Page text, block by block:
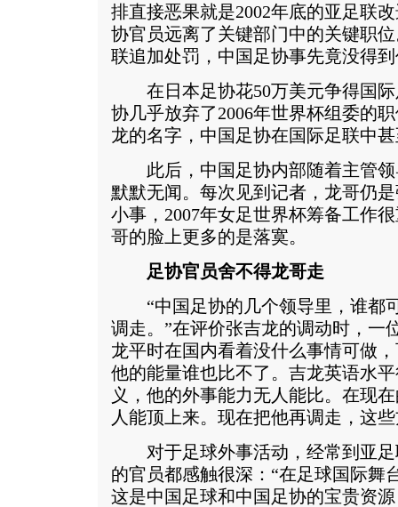
排直接恶果就是2002年底的亚足联
协官员远离了关键部门中的关键职
联追加处罚，中国足协事先竟没得
在日本足协花50万美元争得国际
协几乎放弃了2006年世界杯组委的
龙的名字，中国足协在国际足联中
此后，中国足协内部随着主管领
默默无闻。每次见到记者，龙哥仍
小事，2007年女足世界杯筹备工作
哥的脸上更多的是落寞。
足协官员舍不得龙哥走
“中国足协的几个领导里，谁都
调走。”在评价张吉龙的调动时，一
龙平时在国内看着没什么事情可做
他的能量谁也比不了。吉龙英语水
义，他的外事能力无人能比。在现
人能顶上来。现在把他再调走，这
对于足球外事活动，经常到亚足
的官员都感触很深：“在足球国际舞
这是中国足球和中国足协的宝贵资